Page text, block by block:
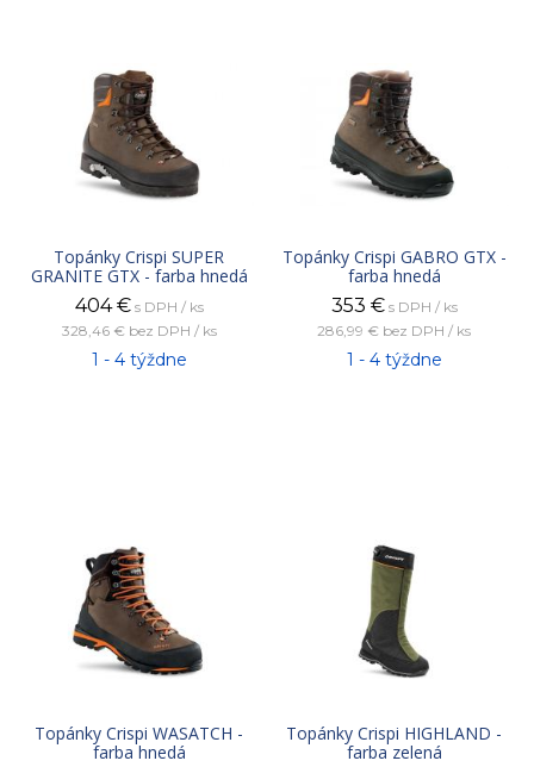
Topánky Crispi SUPER
GRANITE GTX - farba hnedá
404 € s DPH / ks
328,46 € bez DPH / ks
1 - 4 týždne
Topánky Crispi GABRO GTX -
farba hnedá
353 € s DPH / ks
286,99 € bez DPH / ks
1 - 4 týždne
Topánky Crispi WASATCH -
farba hnedá
Topánky Crispi HIGHLAND -
farba zelená